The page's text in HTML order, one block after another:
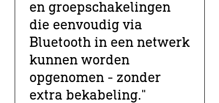
en groepschakelingen
die eenvoudig via
Bluetooth in een netwerk
kunnen worden
opgenomen - zonder
extra bekabeling."